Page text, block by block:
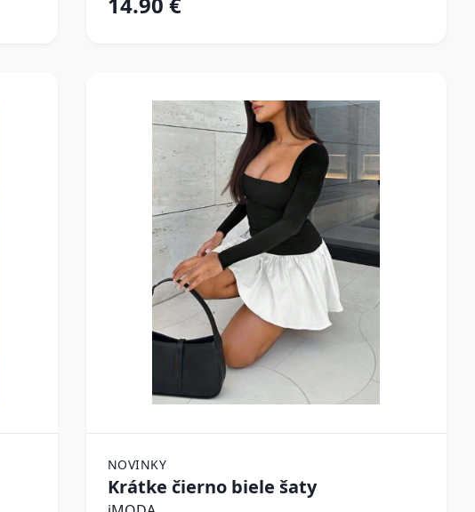
NOVINKY
Krátke čierno biele šaty